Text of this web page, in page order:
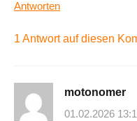
Antworten
1 Antwort auf diesen
motonomer
01.02.2026